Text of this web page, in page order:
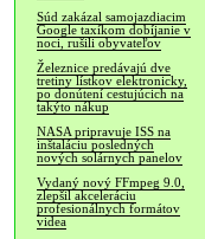
Súd zakázal samojazdiacim
Google taxíkom dobíjanie v
noci, rušili obyvateľov
Železnice predávajú dve
tretiny lístkov elektronicky,
po donútení cestujúcich na
takýto nákup
NASA pripravuje ISS na
inštaláciu posledných
nových solárnych panelov
Vydaný nový FFmpeg 9.0,
zlepšil akceleráciu
profesionálnych formátov
videa